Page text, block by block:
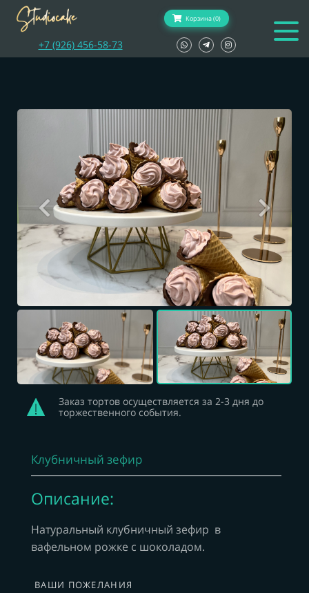
Корзина (0)
+7 (926) 456-58-73
Заказ тортов осуществляется за 2-3 дня до
торжественного события.
Клубничный зефир
Описание:
Натуральный клубничный зефир в
вафельном рожке с шоколадом.
ВАШИ ПОЖЕЛАНИЯ